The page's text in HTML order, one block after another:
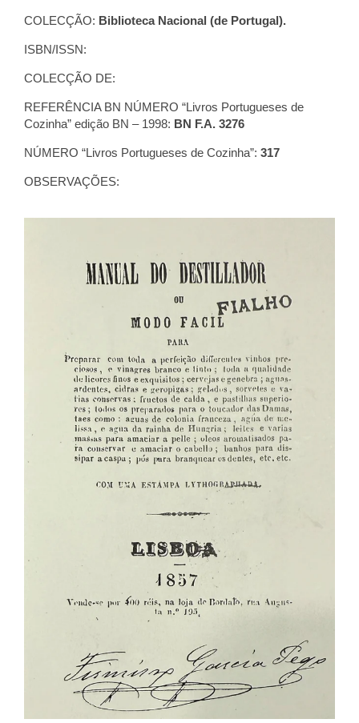
COLECÇÃO: Biblioteca Nacional (de Portugal).
ISBN/ISSN:
COLECÇÃO DE:
REFERÊNCIA BN NÚMERO “Livros Portugueses de
Cozinha” edição BN – 1998: BN F.A. 3276
NÚMERO “Livros Portugueses de Cozinha”: 317
OBSERVAÇÕES: